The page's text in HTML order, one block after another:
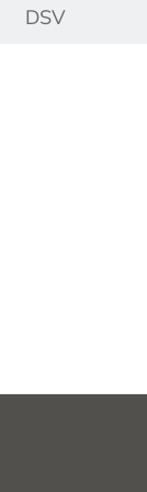
DSV